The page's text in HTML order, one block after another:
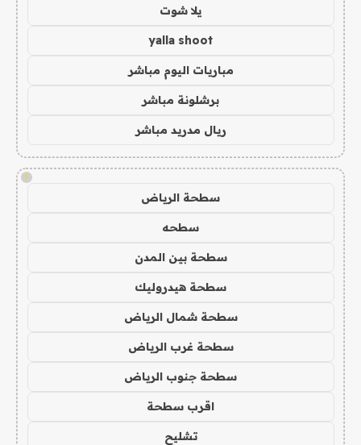
يلا شوت
yalla shoot
مباريات اليوم مباشر
برشلونة مباشر
ريال مدريد مباشر
!
سطحة الرياض
سطحه
سطحة بين المدن
سطحة هيدروليك
سطحة شمال الرياض
سطحة غرب الرياض
سطحة جنوب الرياض
اقرب سطحة
تشليح